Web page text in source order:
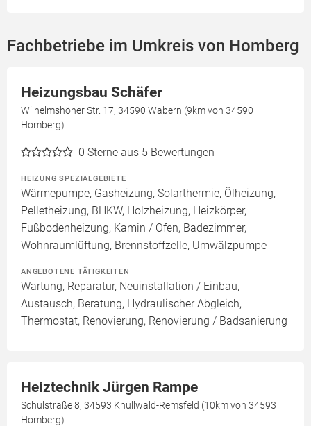
Fachbetriebe im Umkreis von Homberg
Heizungsbau Schäfer
Wilhelmshöher Str. 17, 34590 Wabern (9km von 34590
Homberg)
0 Sterne aus 5 Bewertungen
HEIZUNG SPEZIALGEBIETE
Wärmepumpe, Gasheizung, Solarthermie, Ölheizung,
Pelletheizung, BHKW, Holzheizung, Heizkörper,
Fußbodenheizung, Kamin / Ofen, Badezimmer,
Wohnraumlüftung, Brennstoffzelle, Umwälzpumpe
ANGEBOTENE TÄTIGKEITEN
Wartung, Reparatur, Neuinstallation / Einbau,
Austausch, Beratung, Hydraulischer Abgleich,
Thermostat, Renovierung, Renovierung / Badsanierung
Heiztechnik Jürgen Rampe
Schulstraße 8, 34593 Knüllwald-Remsfeld (10km von 34593
Homberg)